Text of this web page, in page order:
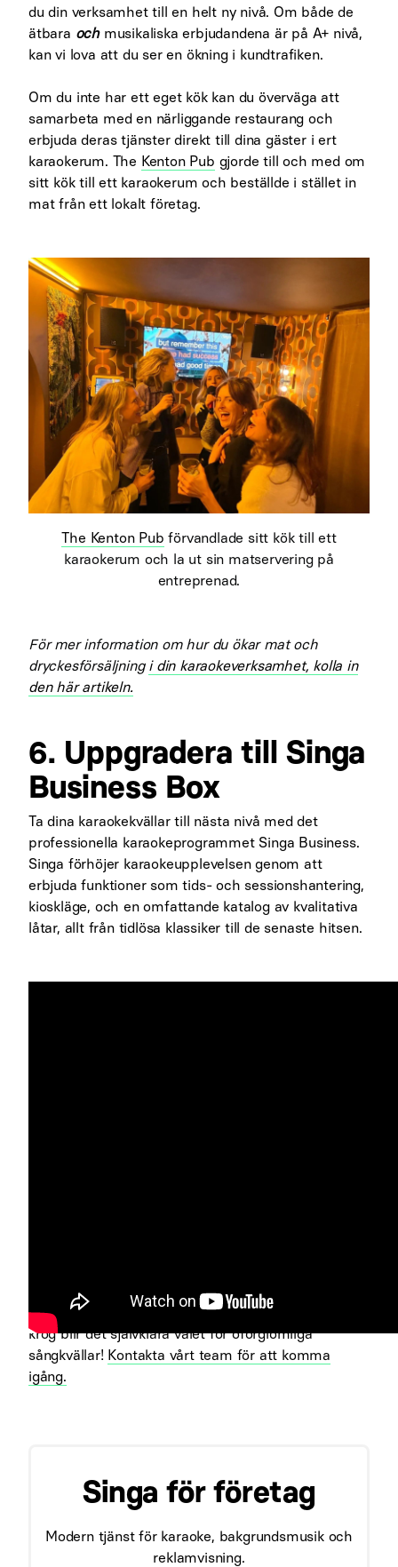
du din verksamhet till en helt ny nivå. Om både de
ätbara ochmusikaliska erbjudandena är på A+ nivå,
kan vi lova att du ser en ökning i kundtrafiken.
Om du inte har ett eget kök kan du överväga att
samarbeta med en närliggande restaurang och
erbjuda deras tjänster direkt till dina gäster i ert
karaokerum. The Kenton Pub gjorde till och med om
sitt kök till ett karaokerum och beställde i stället in
mat från ett lokalt företag.
The Kenton Pub förvandlade sitt kök till ett
karaokerum och la ut sin matservering på
entreprenad.
För mer information om hur du ökar mat och
dryckesförsäljning i din karaokeverksamhet, kolla in
den här artikeln.
6. Uppgradera till Singa
Business Box
Ta dina karaokekvällar till nästa nivå med det
professionella karaokeprogrammet Singa Business.
Singa förhöjer karaokeupplevelsen genom att
erbjuda funktioner som tids- och sessionshantering,
kioskläge, och en omfattande katalog av kvalitativa
låtar, allt från tidlösa klassiker till de senaste hitsen.
vilja komma tillbaka. Det finns inget att vänta på,
uppgradera din karaokemiljö idag och se till att din
krog blir det självklara valet för oförglömliga
sångkvällar! Kontakta vårt team för att komma
igång.
Singa för företag
Modern tjänst för karaoke, bakgrundsmusik och
reklamvisning.